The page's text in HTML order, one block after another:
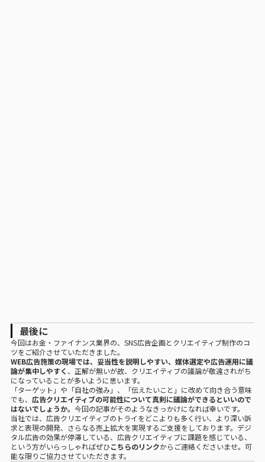
最後に
今回はお金・ファイナンス業界の、SNS広告企画とクリエイティブ制作のコ
ツをご紹介させていただきました。
WEB広告施策の現場では、妥当性を説明しやすい、 媒体選定や広告運用に議
論が集中しやすく 、正解が無いが故、 クリエイティブの議論が敬遠されがち
になっていることが多いように思います。
「ターゲット」や「自社の強み」、「伝えたいこと」に改めて向き合う意味
でも、 広告クリエイティブの可能性について真剣に議論ができるといいので
はないでしょうか。 今回の記事がそのようなきっかけになれば幸いです。
当社では、広告クリエイティブのトライをどこよりも多く行い、より深い訴
求と表現の開発、さらなる売上拡大を実現するご支援をしております。デジ
タル広告の効果が停滞している、広告クリエイティブに課題を感じている、
という方がいらっしゃればぜひこちらのリンクからご連絡くださいませ。可
能な限りご協力させていただきます。